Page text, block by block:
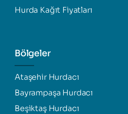
Hurda Kağıt Fiyatları
Bölgeler
Ataşehir Hurdacı
Bayrampaşa Hurdacı
Beşiktaş Hurdacı